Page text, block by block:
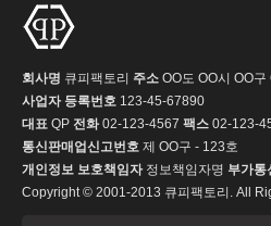
회사명 큐피팩토리 주소 OO도 OO시 OO
사업자 등록번호 123-45-67890
대표 QP 전화02-123-4567 팩스 02-123-
통신판매업신고번호 제 OO구 - 123호
개인정보 보호책임자정보책임자명 부가통
Copyright © 2001-2013 큐피팩토리. All